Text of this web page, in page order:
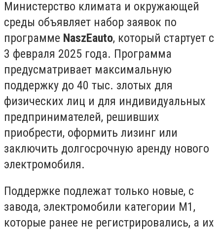
Министерство климата и окружающей
среды объявляет набор заявок по
программе NaszEauto, который стартует с
3 февраля 2025 года. Программа
предусматривает максимальную
поддержку до 40 тыс. злотых для
физических лиц и для индивидуальных
предпринимателей, решивших
приобрести, оформить лизинг или
заключить долгосрочную аренду нового
электромобиля.
Поддержке подлежат только новые, с
завода, электромобили категории M1,
которые ранее не регистрировались, а их